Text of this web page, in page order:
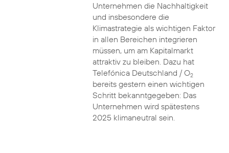
Unternehmen die Nachhaltigkeit
und insbesondere die
Klimastrategie als wichtigen Faktor
in allen Bereichen integrieren
müssen, um am Kapitalmarkt
attraktiv zu bleiben. Dazu hat
Telefónica Deutschland / O2
bereits gestern einen wichtigen
Schritt bekanntgegeben: Das
Unternehmen wird spätestens
2025 klimaneutral sein.